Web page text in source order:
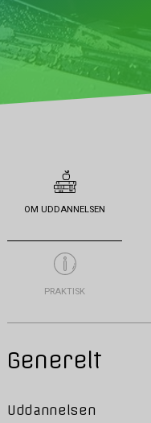
OM UDDANNELSEN
PRAKTISK
Generelt
Uddannelsen